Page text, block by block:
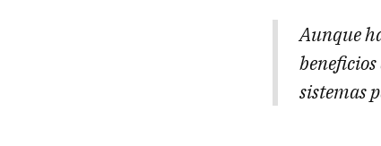
Aunque
sistemas